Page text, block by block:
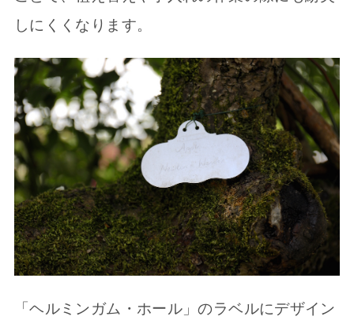
しにくくなります。
「ヘルミンガム・ホール」のラベルにデザイン